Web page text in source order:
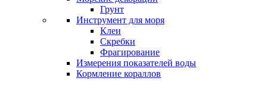
Грунт
Инструмент для моря
Клеи
Скребки
Фрагирование
Измерения показателей воды
Кормление кораллов